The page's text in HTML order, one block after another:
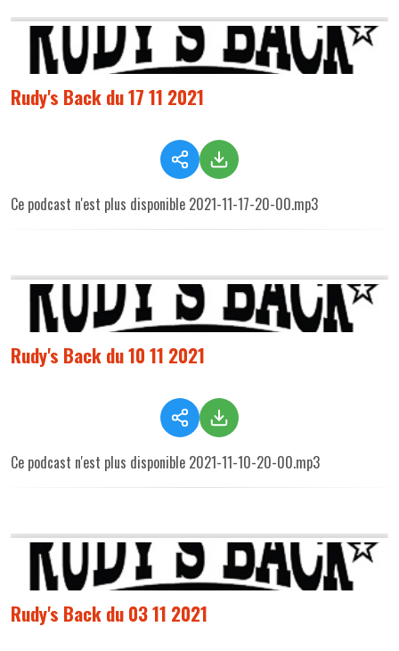
Rudy's Back du 17 11 2021
Ce podcast n'est plus disponible 2021-11-17-20-00.mp3
Rudy's Back du 10 11 2021
Ce podcast n'est plus disponible 2021-11-10-20-00.mp3
Rudy's Back du 03 11 2021